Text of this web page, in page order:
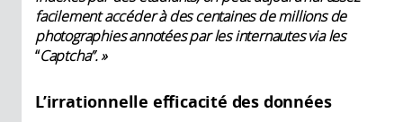
facilement accéder à des centaines de millions de
photographies annotées par les internautes via les
“Captcha”. »
L’irrationnelle efficacité des données